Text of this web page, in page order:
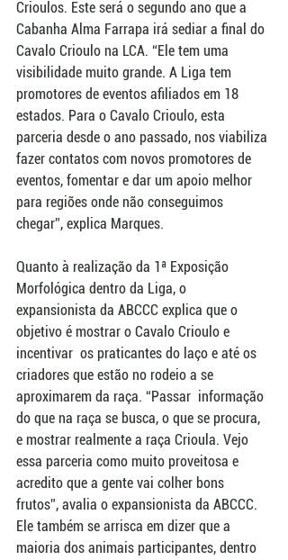
Crioulos. Este será o segundo ano que a
Cabanha Alma Farrapa irá sediar a final do
Cavalo Crioulo na LCA. “Ele tem uma
visibilidade muito grande. A Liga tem
promotores de eventos afiliados em 18
estados. Para o Cavalo Crioulo, esta
parceria desde o ano passado, nos viabiliza
fazer contatos com novos promotores de
eventos, fomentar e dar um apoio melhor
para regiões onde não conseguimos
chegar”, explica Marques.
Quanto à realização da 1ª Exposição
Morfológica dentro da Liga, o
expansionista da ABCCC explica que o
objetivo é mostrar o Cavalo Crioulo e
incentivar  os praticantes do laço e até os
criadores que estão no rodeio a se
aproximarem da raça. “Passar  informação
do que na raça se busca, o que se procura,
e mostrar realmente a raça Crioula. Vejo
essa parceria como muito proveitosa e
acredito que a gente vai colher bons
frutos”, avalia o expansionista da ABCCC.
Ele também se arrisca em dizer que a
maioria dos animais participantes, dentro